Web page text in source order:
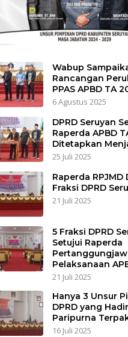
Wabup
Rancangan
PPAS APBD TA
6 Agustus 2025
DPRD Seruyan
Raperda APBD
Ditetapkan
25 Juli 2025
Raperda RPJMD
Fraksi DPRD
21 Juli 2025
5 Fraksi DPRD
Setujui Raperda
Pelaksanaan
21 Juli 2025
Hanya 3 Unsur
DPRD yang
Paripurna
16 Juli 2025